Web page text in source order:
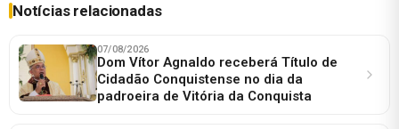
Notícias relacionadas
07/08/2026
Dom Vítor Agnaldo receberá Título de
Cidadão Conquistense no dia da
padroeira de Vitória da Conquista